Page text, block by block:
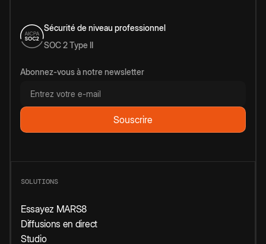
Sécurité de niveau professionnel
SOC 2 Type II
Abonnez-vous à notre newsletter
SOLUTIONS
Essayez MARS8
Diffusions en direct
Studio